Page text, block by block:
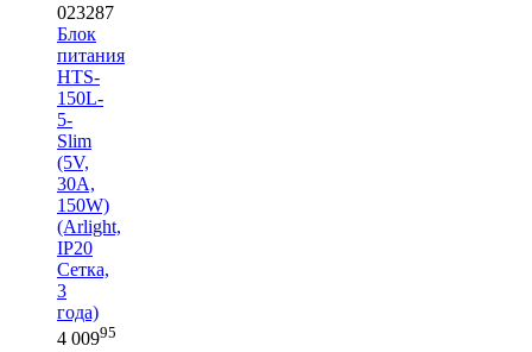
023287
Блок
питания
HTS-
150L-
5-
Slim
(5V,
30A,
150W)
(Arlight,
IP20
Сетка,
3
года)
4 00995